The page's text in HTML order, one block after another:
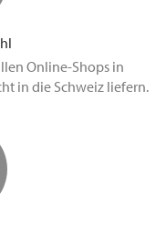
Online-Shops in
in die Schweiz liefern.